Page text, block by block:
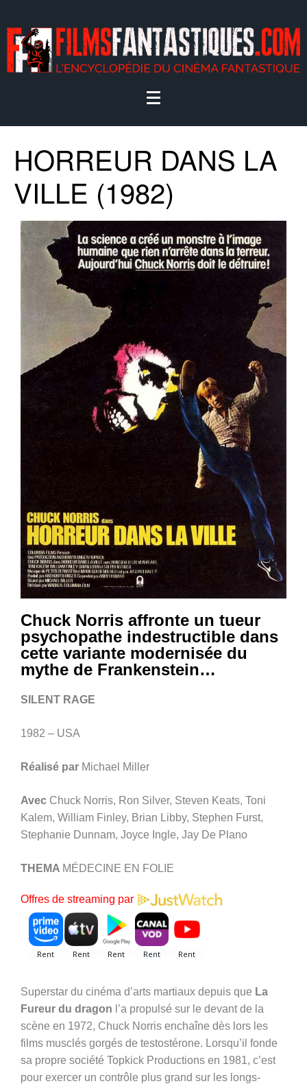
HORREUR DANS LA
VILLE (1982)
Chuck Norris affronte un tueur
psychopathe indestructible dans
cette variante modernisée du
mythe de Frankenstein…
SILENT RAGE
1982 – USA
Réalisé par Michael Miller
Avec Chuck Norris, Ron Silver, Steven Keats, Toni
Kalem, William Finley, Brian Libby, Stephen Furst,
Stephanie Dunnam, Joyce Ingle, Jay De Plano
THEMA MÉDECINE EN FOLIE
Offres de streaming par
Superstar du cinéma d’arts martiaux depuis que La
Fureur du dragon l’a propulsé sur le devant de la
scène en 1972, Chuck Norris enchaîne dès lors les
films musclés gorgés de testostérone. Lorsqu’il fonde
sa propre société Topkick Productions en 1981, c’est
pour exercer un contrôle plus grand sur les longs-